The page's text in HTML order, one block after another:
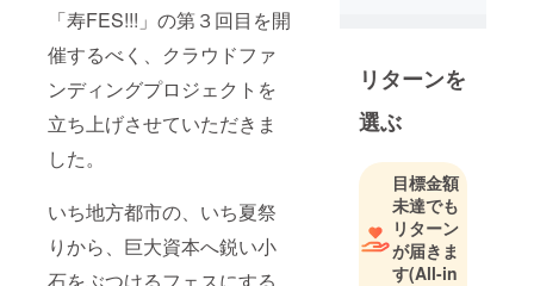
「寿FES!!!」の第３回目を開
催するべく、クラウドファ
ンディングプロジェクトを
立ち上げさせていただきま
した。
いち地方都市の、いち夏祭
りから、巨大資本へ鋭い小
石をぶつけるフェスにする
とを受け、
youtubeにて
発表した
「大麻取締
法」にて世
間の耳目を
集める。
2011年には
リターンを
選ぶ
目標金額
未達でも
リターン
が届きま
す(All-in